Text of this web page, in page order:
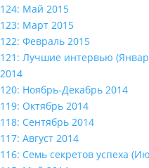
124: Май 2015
123: Март 2015
122: Февраль 2015
121: Лучшие интервью
2014
120: Ноябрь-Декабрь 2014
119: Октябрь 2014
118: Сентябрь 2014
117: Август 2014
116: Семь секретов успеха